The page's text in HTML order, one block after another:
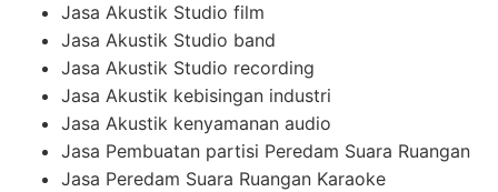
Jasa Akustik Studio film
Jasa Akustik Studio band
Jasa Akustik Studio recording
Jasa Akustik kebisingan industri
Jasa Akustik kenyamanan audio
Jasa Pembuatan partisi Peredam Suara Ruangan
Jasa Peredam Suara Ruangan Karaoke